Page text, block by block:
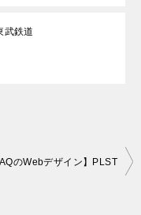
武鉄道
のWebデザイン】PLST